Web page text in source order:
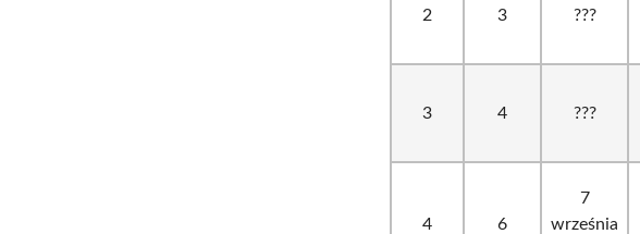
2 3 ???
3 4 ???
4 6
7
września